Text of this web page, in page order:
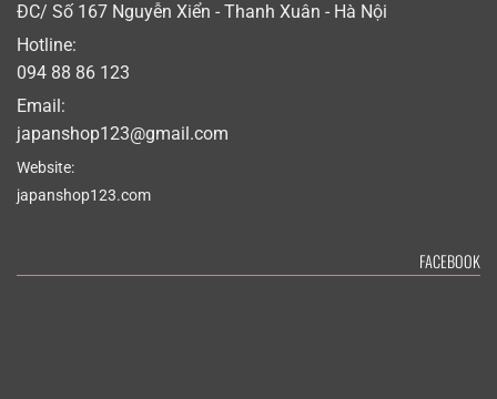
ĐC/ Số 167 Nguyễn Xiển - Thanh Xuân - Hà Nội
Hotline:
094 88 86 123
Email:
japanshop123@gmail.com
Website:
japanshop123.com
FACEBOOK